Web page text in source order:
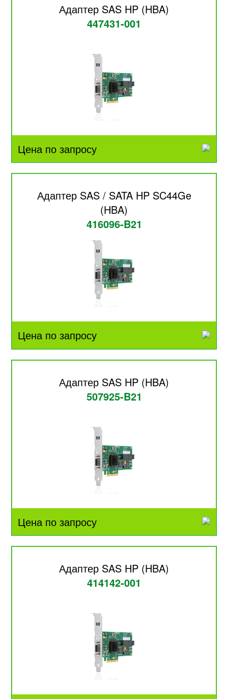
Адаптер SAS HP (HBA)
447431-001
Цена по запросу
Адаптер SAS / SATA HP SC44Ge
(HBA)
416096-B21
Цена по запросу
Адаптер SAS HP (HBA)
507925-B21
Цена по запросу
Адаптер SAS HP (HBA)
414142-001